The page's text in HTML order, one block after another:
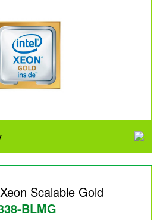
Scalable Gold
BLMG